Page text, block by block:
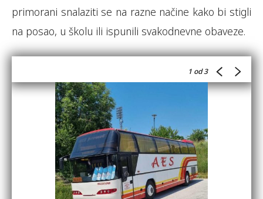
primorani snalaziti se na razne načine kako bi stigli
na posao, u školu ili ispunili svakodnevne obaveze.
1 od 3